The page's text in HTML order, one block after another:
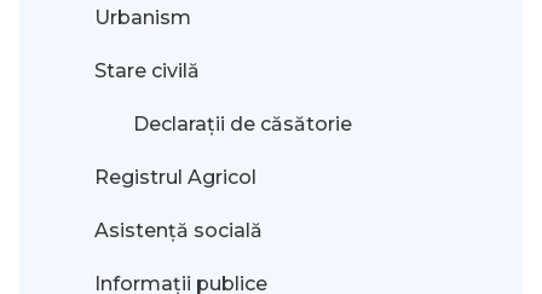
Urbanism
Stare civilă
Declarații de căsătorie
Registrul Agricol
Asistență socială
Informații publice